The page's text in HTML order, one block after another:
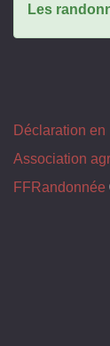
Les
Déclaration en
Association
FFRandonnée